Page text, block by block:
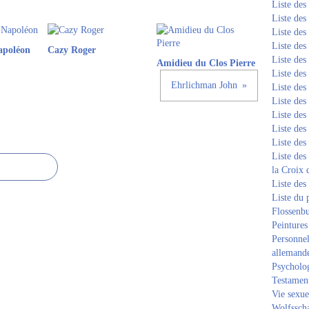
Cazy Roger
Amidieu du Clos Pierre
Ehrlichman John
Liste des
Liste
Liste
Liste
Liste
Liste
Liste
Liste
Liste
Liste
Liste
Liste
la Croix
Liste
Liste du
Vie